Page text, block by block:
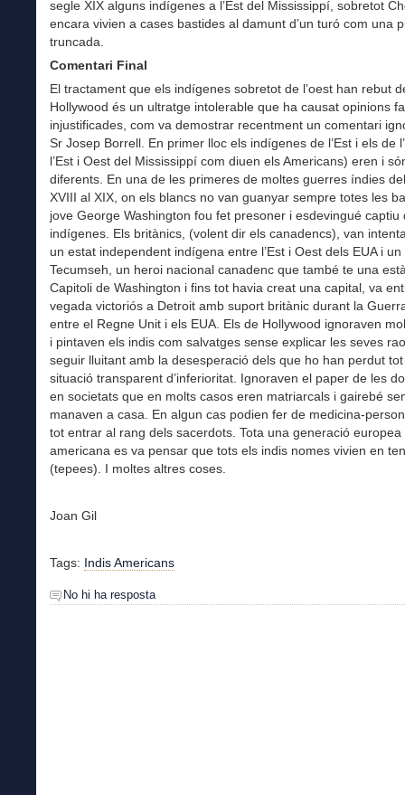
segle XIX alguns indígenes a l’Est del Mississippí, sobretot
encara vivien a cases bastides al damunt d’un turó com una
truncada.
Comentari Final
El tractament que els indígenes sobretot de l’oest han rebut
Hollywood és un ultratge intolerable que ha causat opinions
injustificades, com va demostrar recentment un comentari
Sr Josep Borrell. En primer lloc els indígenes de l’Est i els de
l’Est i Oest del Mississippí com diuen els Americans) eren i
diferents. En una de les primeres de moltes guerres índies
XVIII al XIX, on els blancs no van guanyar sempre totes les
jove George Washington fou fet presoner i esdevingué captiu
indígenes. Els britànics, (volent dir els canadencs), van
un estat independent indígena entre l’Est i Oest dels EUA i
Tecumseh, un heroi nacional canadenc que també te una
Capitoli de Washington i fins tot havia creat una capital, va
vegada victoriós a Detroit amb suport britànic durant la
entre el Regne Unit i els EUA. Els de Hollywood ignoraven
i pintaven els indis com salvatges sense explicar les seves
seguir lluitant amb la desesperació dels que ho han perdut
situació transparent d’inferioritat. Ignoraven el paper de les
en societats que en molts casos eren matriarcals i gairebé
manaven a casa. En algun cas podien fer de medicina-
tot entrar al rang dels sacerdots. Tota una generació europea
americana es va pensar que tots els indis nomes vivien en
(tepees). I moltes altres coses.
Joan Gil
Tags: Indis Americans
No hi ha resposta